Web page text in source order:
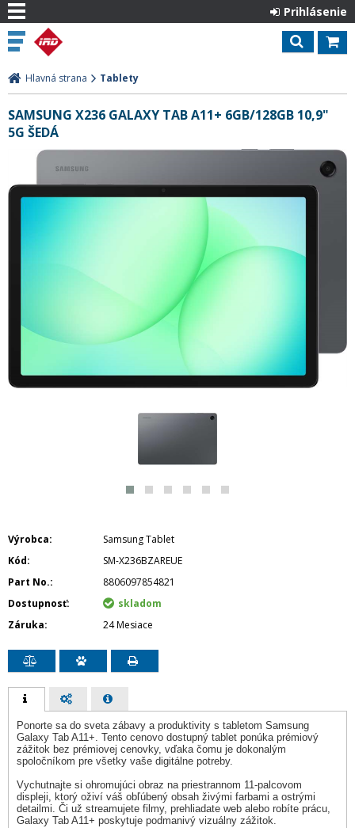
Prihlásenie
Hlavná strana Tablety
SAMSUNG X236 GALAXY TAB A11+ 6GB/128GB 10,9"
5G ŠEDÁ
Výrobca
Samsung Tablet
Kód
SM-X236BZAREUE
Part No.
8806097854821
Dostupnosť
skladom
Záruka
24 Mesiace
Ponorte sa do sveta zábavy a produktivity s tabletom Samsung
Galaxy Tab A11+. Tento cenovo dostupný tablet ponúka prémiový
zážitok bez prémiovej cenovky, vďaka čomu je dokonalým
spoločníkom pre všetky vaše digitálne potreby.
Vychutnajte si ohromujúci obraz na priestrannom 11-palcovom
displeji, ktorý oživí váš obľúbený obsah živými farbami a ostrými
detailmi. Či už streamujete filmy, prehliadate web alebo robíte prácu,
Galaxy Tab A11+ poskytuje podmanivý vizuálny zážitok.